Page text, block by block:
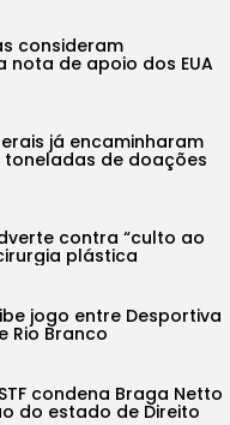
consideram
nota de apoio dos EUA
já encaminharam
toneladas de doações
contra “culto ao
plástica
jogo entre Desportiva
Rio Branco
condena Braga Netto
do estado de Direito